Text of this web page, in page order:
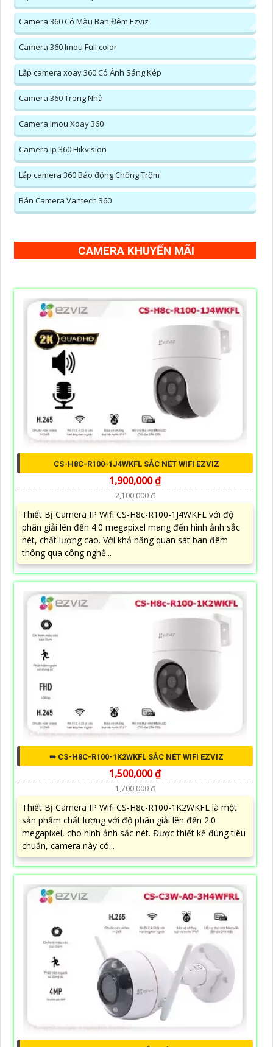
Camera 360 Có Màu Ban Đêm Ezviz
Camera 360 Imou Full color
Lắp camera xoay 360 Có Ánh Sáng Kép
Camera 360 Trong Nhà
Camera Imou Xoay 360
Camera Ip 360 Hikvision
Lắp camera 360 Báo động Chống Trộm
Bán Camera Vantech 360
CAMERA KHUYẾN MÃI
CS-H8C-R100-1J4WKFL SẮC NÉT WIFI EZVIZ
1,900,000 ₫
2,100,000 ₫
Thiết Bị Camera IP Wifi CS-H8c-R100-1J4WKFL với độ
phân giải lên đến 4.0 megapixel mang đến hình ảnh sắc
nét, chất lượng cao. Với khả năng quan sát ban đêm
thông qua công nghệ...
➠ CS-H8C-R100-1K2WKFL SẮC NÉT WIFI EZVIZ
1,500,000 ₫
1,700,000 ₫
Thiết Bị Camera IP Wifi CS-H8c-R100-1K2WKFL là một
sản phẩm chất lượng với độ phân giải lên đến 2.0
megapixel, cho hình ảnh sắc nét. Được thiết kế đúng tiêu
chuẩn, camera này có...